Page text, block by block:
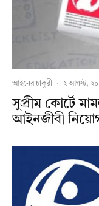
আইনের চাকুরী · ২ আগস্ট,
সুপ্রীম কোর্টে
আইনজীবী নিয়োগ